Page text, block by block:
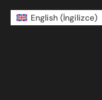
English(İngilizce)